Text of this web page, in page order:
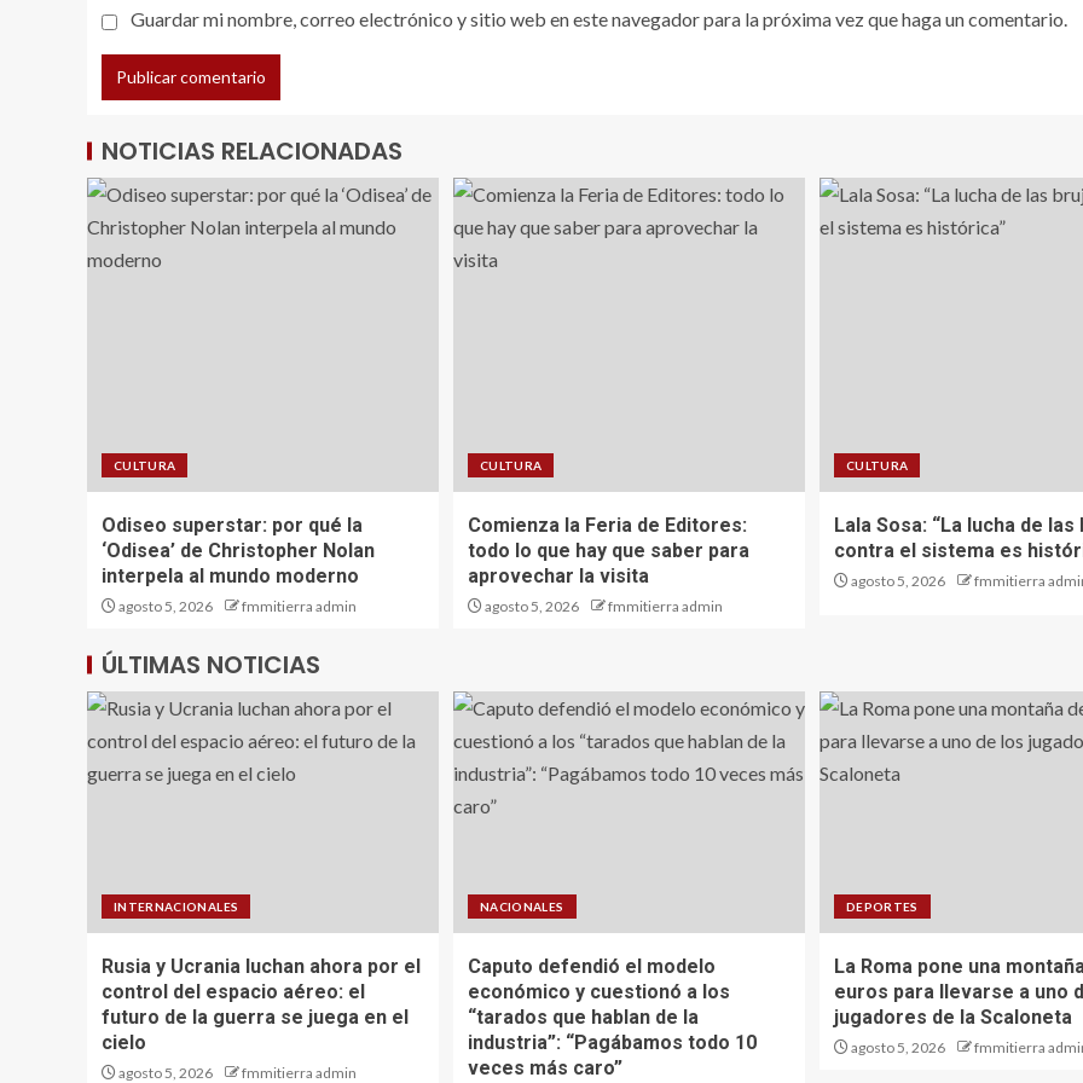
Guardar mi nombre, correo electrónico y sitio web en este navegador para la próxima vez que haga un comentario.
NOTICIAS RELACIONADAS
CULTURA
Odiseo superstar: por qué la
‘Odisea’ de Christopher Nolan
interpela al mundo moderno
agosto 5, 2026 fmmitierra admin
CULTURA
Comienza la Feria de Editores:
todo lo que hay que saber para
aprovechar la visita
agosto 5, 2026 fmmitierra admin
CULTURA
Lala Sosa: “La lucha de las
contra el sistema es
agosto 5, 2026 fmmitierra
ÚLTIMAS NOTICIAS
INTERNACIONALES
Rusia y Ucrania luchan ahora por el
control del espacio aéreo: el
futuro de la guerra se juega en el
cielo
agosto 5, 2026 fmmitierra admin
NACIONALES
Caputo defendió el modelo
económico y cuestionó a los
“tarados que hablan de la
industria”: “Pagábamos todo 10
veces más caro”
DEPORTES
La Roma pone una
euros para llevarse a uno
jugadores de la Scaloneta
agosto 5, 2026 fmmitierra